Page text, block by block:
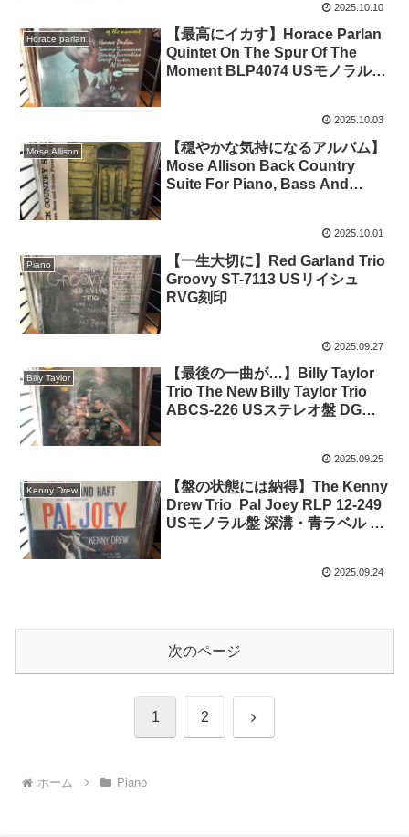
2025.10.10
Horace parlan
【最高にイカす】Horace Parlan
Quintet On The Spur Of The
Moment BLP4074 USモノラル
2025.10.03
Mose Allison
【穏やかな気持になるアルバム】
Mose Allison Back Country
Suite For Piano, Bass And
2025.10.01
Piano
【一生大切に】Red Garland Trio
Groovy ST-7113 USリイシュ
RVG刻印
2025.09.27
Billy Taylor
【最後の一曲が…】Billy Taylor
Trio The New Billy Taylor Trio
ABCS-226 USステレオ盤 DGな
2025.09.25
Kenny Drew
【盤の状態には納得】The Kenny
Drew Trio Pal Joey RLP 12-249
USモノラル盤 深溝・青ラベル オ
2025.09.24
次のページ
1 2 次
ホーム Piano